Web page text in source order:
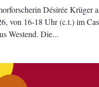
Désirée Krüger
von 16-18 Uhr (c.t.) im
Westend. Die